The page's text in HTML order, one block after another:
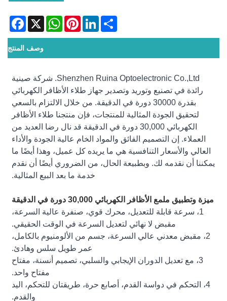
X
WhatsAppPinterestLinkedInShare
وصف المنتج
Shenzhen Ruina Optoelectronic Co.,Ltd. شركة صينية
رائدة في تصنيع وتوريد وتصدير جهاز طلاء الأظافر الكهربائي
بقدرة 30000 دورة في الدقيقة. من خلال الالتزام بالسعي
لتحقيق الجودة المثالية للمنتجات، فإن منتجنا طلاء الأظافر
الكهربائي 30,000 دورة في الدقيقة قد نال رضا العديد من
العملاء. إن التصميم الفائق والمواد الخام عالية الجودة والأداء
العالي والأسعار التنافسية هي ما يريده كل عميل، وهذا أيضًا ما
يمكننا أن نقدمه لك. وبطبيعة الحال، من الضروري أيضًا أن نقدم
خدمة ما بعد البيع المثالية.
ميزة وتطبيق ملمع الأظافر الكهربائي 30,000 دورة في الدقيقة
1، سرعة قابلة للتعديل، محرك قوي، صنفرة عالية السرعة،
مقبض لا نهائي لتعديل السرعة في الوقت الحقيقي.
2، مقبض معدني عالي السرعة، جسم من الألومنيوم بالكامل،
عمر طويل سلس وهادئ.
3، مع تعديل الدوران الإيجابي والسلبي، تصميم أنسنة، مفتاح
مفتاح واحد.
4، التحكم في دواسة القدم، أصابع حرة، طريقتان للتحكم، اليد
والقدم.